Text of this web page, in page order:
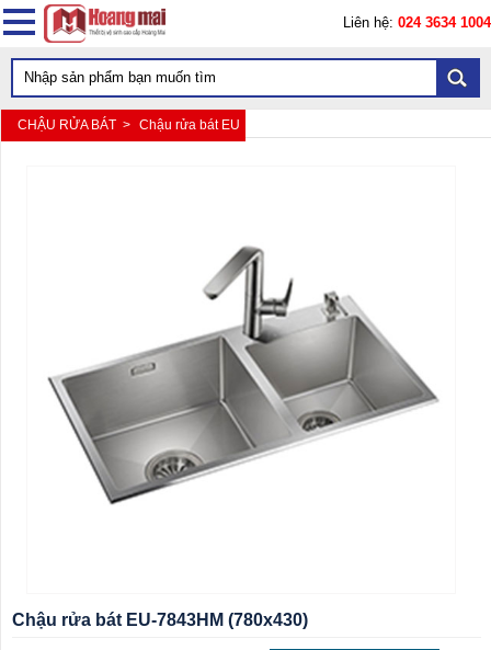
Liên hệ: 024 3634 1004
CHẬU RỬA BÁT > Chậu rửa bát EU
Chậu rửa bát EU-7843HM (780x430)